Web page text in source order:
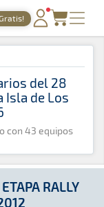
1999
PORTADA
ONLINE
NOTICIAS
AGENDA
GALERÍAS
TIENDA
Rally Islas
del 28
Isla de Los
con 43 equipos
RALLY